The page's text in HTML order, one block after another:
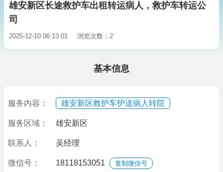
雄安新区长途救护车出租转运病人，救护车转运公
司
2025-12-10 06:13:01 浏览次数：2
基本信息
服务内容： 雄安新区救护车护送病人转院
服务区域： 雄安新区
联系人： 吴经理
微信号： 18118153051 复制微信号